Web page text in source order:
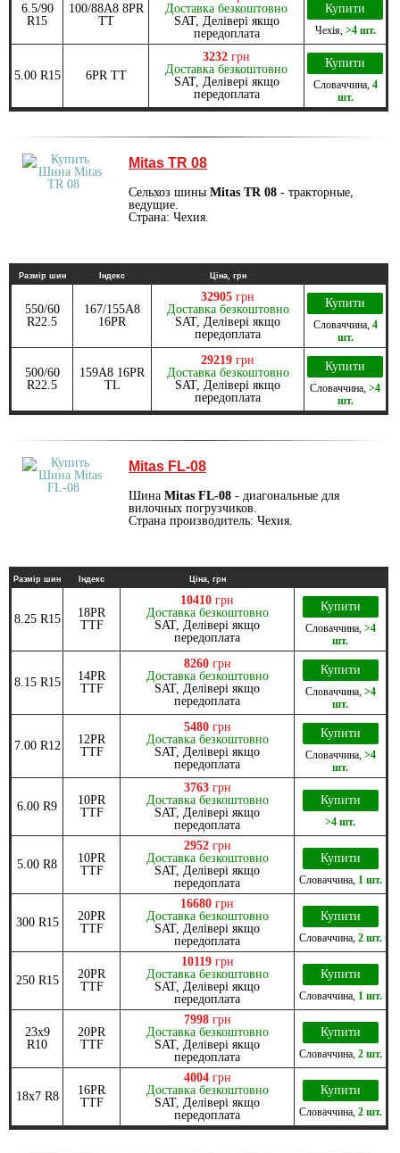
6.5/90
R15
100/88A8 8PR
TT
Доставка безкоштовно
SAT, Делівері якщо
передоплата
Купити
Чехія, >4 шт.
5.00 R15 6PR TT
3232 грн
Доставка безкоштовно
SAT, Делівері якщо
передоплата
Купити
Словаччина, 4
шт.
Mitas TR 08
Сельхоз шины Mitas TR 08 - тракторные,
ведущие.
Страна: Чехия.
Размір шин Індекс Ціна, грн
550/60
R22.5
167/155A8
16PR
32905 грн
Доставка безкоштовно
SAT, Делівері якщо
передоплата
Купити
Словаччина, 4
шт.
500/60
R22.5
159A8 16PR
TL
29219 грн
Доставка безкоштовно
SAT, Делівері якщо
передоплата
Купити
Словаччина >4
шт.
Mitas FL-08
Шина Mitas FL-08 - диагональные для
вилочных погрузчиков.
Страна производитель: Чехия.
Размір шин Індекс Ціна, грн
8.25 R15
18PR
TTF
10410 грн
Доставка безкоштовно
SAT, Делівері якщо
передоплата
Купити
Словаччина, >4
шт.
8.15 R15
14PR
TTF
8260 грн
Доставка безкоштовно
SAT, Делівері якщо
передоплата
Купити
Словаччина, >4
шт.
7.00 R12
12PR
TTF
5480 грн
Доставка безкоштовно
SAT, Делівері якщо
передоплата
Купити
Словаччина, >4
шт.
6.00 R9
10PR
TTF
3763 грн
Доставка безкоштовно
SAT, Делівері якщо
передоплата
Купити
>4 шт.
5.00 R8
10PR
TTF
2952 грн
Доставка безкоштовно
SAT, Делівері якщо
передоплата
Купити
Словаччина, 1 шт.
300 R15
20PR
TTF
16680 грн
Доставка безкоштовно
SAT, Делівері якщо
передоплата
Купити
Словаччина, 2 шт.
250 R15
20PR
TTF
10119 грн
Доставка безкоштовно
SAT, Делівері якщо
передоплата
Купити
Словаччина, 1 шт.
23x9
R10
20PR
TTF
7998 грн
Доставка безкоштовно
SAT, Делівері якщо
передоплата
Купити
Словаччина, 2 шт.
18x7 R8
16PR
TTF
4004 грн
Доставка безкоштовно
SAT, Делівері якщо
передоплата
Купити
Словаччина, 2 шт.